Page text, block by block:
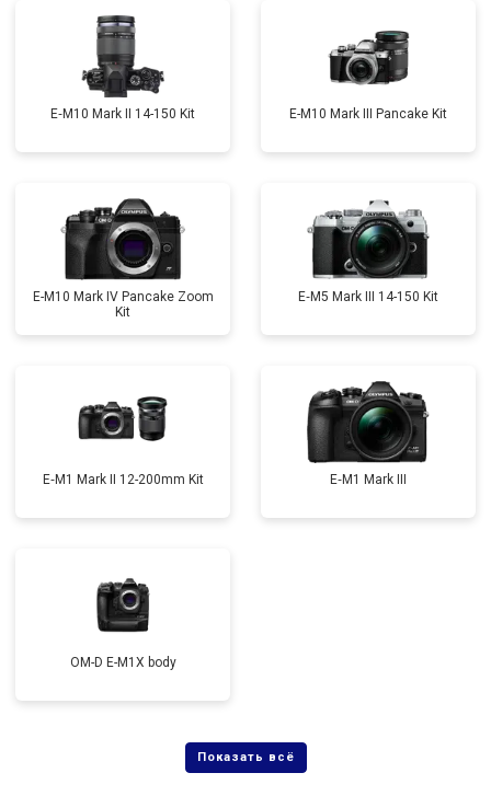
E‑M10 Mark II 14-150 Kit E-M10 Mark III Pancake Kit
E-M10 Mark IV Pancake Zoom
Kit
E‑M5 Mark III 14-150 Kit
E‑M1 Mark II 12-200mm Kit E‑M1 Mark III
OM-D E-M1X body